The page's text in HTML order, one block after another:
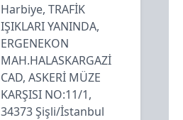
Harbiye, TRAFİK
IŞIKLARI YANINDA,
ERGENEKON
MAH.HALASKARGAZİ
CAD, ASKERİ MÜZE
KARŞISI NO:11/1,
34373 Şişli/İstanbul